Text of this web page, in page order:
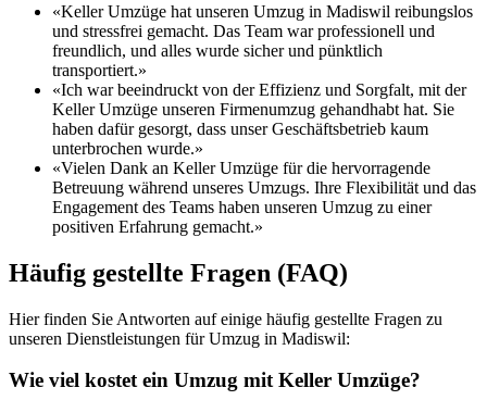
«Keller Umzüge hat unseren Umzug in Madiswil reibungslos
und stressfrei gemacht. Das Team war professionell und
freundlich, und alles wurde sicher und pünktlich
transportiert.»
«Ich war beeindruckt von der Effizienz und Sorgfalt, mit der
Keller Umzüge unseren Firmenumzug gehandhabt hat. Sie
haben dafür gesorgt, dass unser Geschäftsbetrieb kaum
unterbrochen wurde.»
«Vielen Dank an Keller Umzüge für die hervorragende
Betreuung während unseres Umzugs. Ihre Flexibilität und das
Engagement des Teams haben unseren Umzug zu einer
positiven Erfahrung gemacht.»
Häufig gestellte Fragen (FAQ)
Hier finden Sie Antworten auf einige häufig gestellte Fragen zu
unseren Dienstleistungen für Umzug in Madiswil:
Wie viel kostet ein Umzug mit Keller Umzüge?